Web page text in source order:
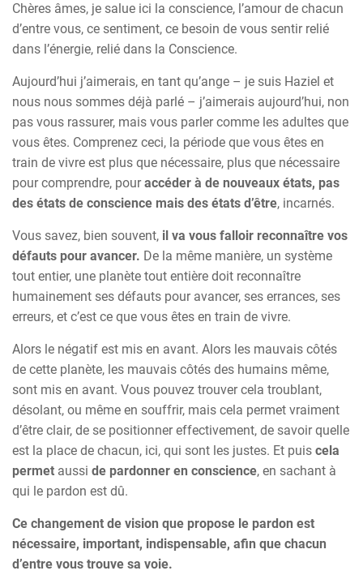
Chères âmes, je salue ici la conscience, l’amour de chacun
d’entre vous, ce sentiment, ce besoin de vous sentir relié
dans l’énergie, relié dans la Conscience.
Aujourd’hui j’aimerais, en tant qu’ange – je suis Haziel et
nous nous sommes déjà parlé – j’aimerais aujourd’hui, non
pas vous rassurer, mais vous parler comme les adultes que
vous êtes. Comprenez ceci, la période que vous êtes en
train de vivre est plus que nécessaire, plus que nécessaire
pour comprendre, pouraccéder à de nouveaux états, pas
des états de conscience mais des états d’être, incarnés.
Vous savez, bien souvent, il va vous falloir reconnaître vos
défauts pour avancer. De la même manière, un système
tout entier, une planète tout entière doit reconnaître
humainement ses défauts pour avancer, ses errances, ses
erreurs, et c’est ce que vous êtes en train de vivre.
Alors le négatif est mis en avant. Alors les mauvais côtés
de cette planète, les mauvais côtés des humains même,
sont mis en avant. Vous pouvez trouver cela troublant,
désolant, ou même en souffrir, mais cela permet vraiment
d’être clair, de se positionner effectivement, de savoir quelle
est la place de chacun, ici, qui sont les justes. Et puis cela
permet aussi de pardonner en conscience, en sachant à
qui le pardon est dû.
Ce changement de vision que propose le pardon est
nécessaire, important, indispensable, afin que chacun
d’entre vous trouve sa voie.